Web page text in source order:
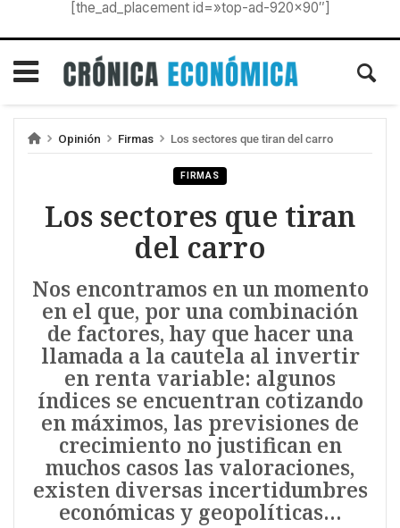
[the_ad_placement id=»top-ad-920×90″]
Opinión Firmas Los sectores que tiran del carro
FIRMAS
Los sectores que tiran
del carro
Nos encontramos en un momento
en el que, por una combinación
de factores, hay que hacer una
llamada a la cautela al invertir
en renta variable: algunos
índices se encuentran cotizando
en máximos, las previsiones de
crecimiento no justifican en
muchos casos las valoraciones,
existen diversas incertidumbres
económicas y geopolíticas…